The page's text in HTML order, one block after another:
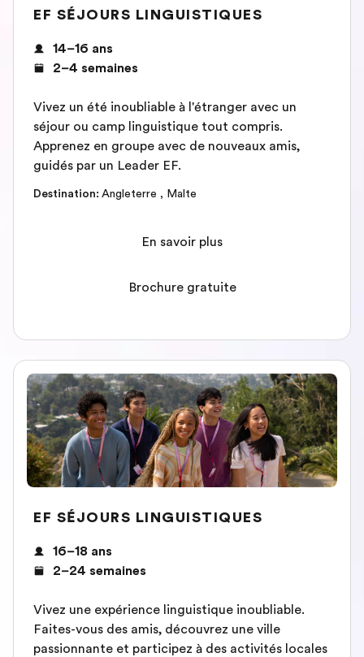
EF SÉJOURS LINGUISTIQUES
14–16 ans
2–4 semaines
Vivez un été inoubliable à l'étranger avec un
séjour ou camp linguistique tout compris.
Apprenez en groupe avec de nouveaux amis,
guidés par un Leader EF.
Destination: Angleterre , Malte
En savoir plus
Brochure gratuite
EF SÉJOURS LINGUISTIQUES
16–18 ans
2–24 semaines
Vivez une expérience linguistique inoubliable.
Faites-vous des amis, découvrez une ville
passionnante et participez à des activités locales